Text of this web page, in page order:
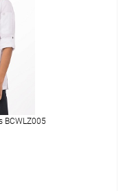
BCWLZ005